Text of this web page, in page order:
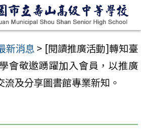
新消息 > [閱讀推廣活動]轉知臺
會敬邀踴躍加入會員，以推廣
及分享圖書館專業新知。